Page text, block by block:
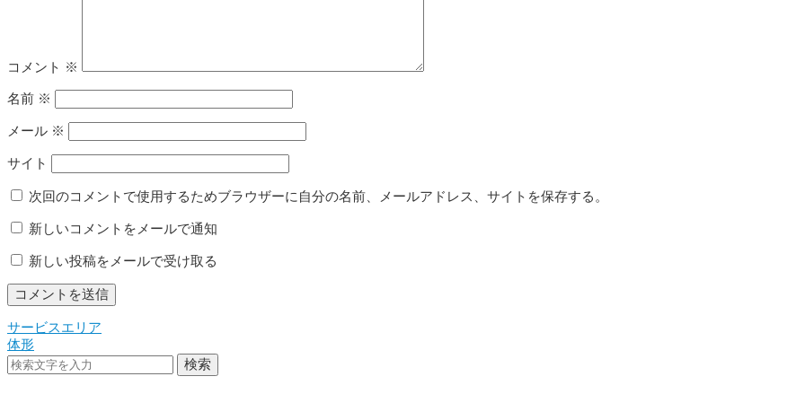
コメント ※
名前 ※
メール ※
サイト
次回のコメントで使用するためブラウザーに自分の名前、メールアドレス、サイトを保存する。
新しいコメントをメールで通知
新しい投稿をメールで受け取る
投
稿
サービスエリア
体形
検索